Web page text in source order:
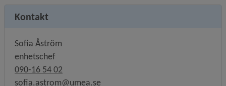
Kontakt
Sofia Åström
enhetschef
090-16 54 02
sofia.astrom@umea.se